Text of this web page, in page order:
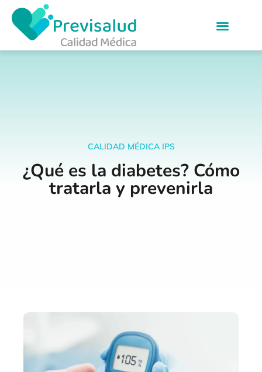
CALIDAD MÉDICA IPS
¿Qué es la diabetes? Cómo
tratarla y prevenirla